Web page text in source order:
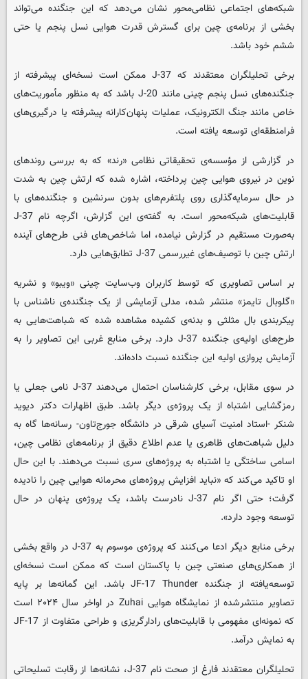
شبکه‌های اجتماعی نظامی‌محور نشان می‌دهد که این جنگنده می‌تواند
بخشی از برنامه‌ی چین برای گسترش قدرت هوایی نسل پنجم یا حتی
ششم خود باشد.
برخی تحلیلگران معتقدند که J-37 ممکن است نسخه‌ای پیشرفته از
جنگنده‌های نسل پنجم چینی مانند J-20 باشد که به منظور مأموریت‌های
خاص مانند جنگ الکترونیک، عملیات پنهان‌کارانه پیشرفته یا درگیری‌های
فرامنطقه‌ای توسعه یافته است.
در گزارشی از مؤسسه‌ی تحقیقاتی نظامی «رند» که به بررسی روندهای
نوین در نیروی هوایی چین پرداخته، اشاره شده که ارتش چین به شدت
در حال سرمایه‌گذاری روی پلتفرم‌های بدون سرنشین و جنگنده‌های با
قابلیت‌های شبکه‌محور است. به گفته‌ی این گزارش، اگرچه نام J-37
به‌صورت مستقیم در گزارش نیامده، اما شاخص‌های فنی طرح‌های آینده
ارتش چین با توصیف‌های غیررسمی J-37 تطابق‌هایی دارد.
بر اساس تصاویری که توسط کاربران وب‌سایت چینی «ویبو» و نشریه‌
«گلوبال تایمز» منتشر شده، مدلی آزمایشی از یک جنگنده‌ی ناشناس با
پیکربندی بال مثلثی و بدنه‌ی کشیده مشاهده شده که شباهت‌هایی به
طرح‌های اولیه‌ی جنگنده J-37 دارد. برخی منابع غربی این تصاویر را به
آزمایش پروازی اولیه این جنگنده نسبت داده‌اند.
در سوی مقابل، برخی کارشناسان احتمال می‌دهند J-37 نامی جعلی یا
رمزگشایی اشتباه از یک پروژه‌ی دیگر باشد. طبق اظهارات دکتر دیوید
شنکر -استاد امنیت آسیای شرقی در دانشگاه جورج‌تاون- رسانه‌ها گاه به
دلیل شباهت‌های ظاهری یا عدم اطلاع دقیق از برنامه‌های نظامی چین،
اسامی ساختگی یا اشتباه به پروژه‌های سری نسبت می‌دهند. با این حال
او تاکید می‌کند که «نباید افزایش پروژه‌های محرمانه هوایی چین را نادیده
گرفت؛ حتی اگر نام J-37 نادرست باشد، یک پروژه‌ی پنهان در حال
توسعه وجود دارد».
برخی منابع دیگر ادعا می‌کنند که پروژه‌ی موسوم به J-37 در واقع بخشی
از همکاری‌های صنعتی چین با پاکستان است که ممکن است نسخه‌ای
توسعه‌یافته از جنگنده JF-17 Thunder باشد. این گمانه‌ها بر پایه
تصاویر منتشرشده از نمایشگاه هوایی Zuhai در اواخر سال ۲۰۲۴ است
که نمونه‌ای مفهومی با قابلیت‌های رادارگریزی و طراحی متفاوت از JF-17
به نمایش درآمد.
تحلیلگران معتقدند فارغ از صحت نام J-37، نشانه‌ها از رقابت تسلیحاتی